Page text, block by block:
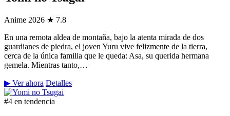
Anime 2026 ★ 7.8
En una remota aldea de montaña, bajo la atenta mirada de dos
guardianes de piedra, el joven Yuru vive felizmente de la tierra,
cerca de la única familia que le queda: Asa, su querida hermana
gemela. Mientras tanto,…
▶ Ver ahora Detalles
#4 en tendencia